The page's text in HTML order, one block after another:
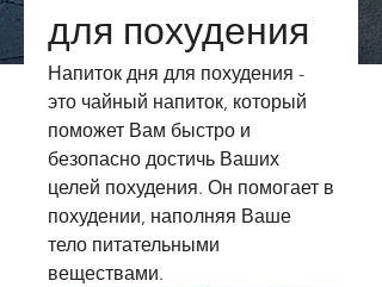
для похудения
Напиток дня для похудения -
это чайный напиток, который
поможет Вам быстро и
безопасно достичь Ваших
целей похудения. Он помогает в
похудении, наполняя Ваше
тело питательными
веществами.